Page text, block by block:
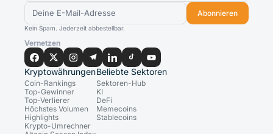
Abonnieren
Kein Spam. Jederzeit abbestellbar.
Vernetzen
Kryptowährungen
Coin-Rankings
Top-Gewinner
Top-Verlierer
Höchstes Volumen
Highlights
Krypto-Umrechner
Beliebte Sektoren
Sektoren-Hub
KI
DeFi
Memecoins
Stablecoins